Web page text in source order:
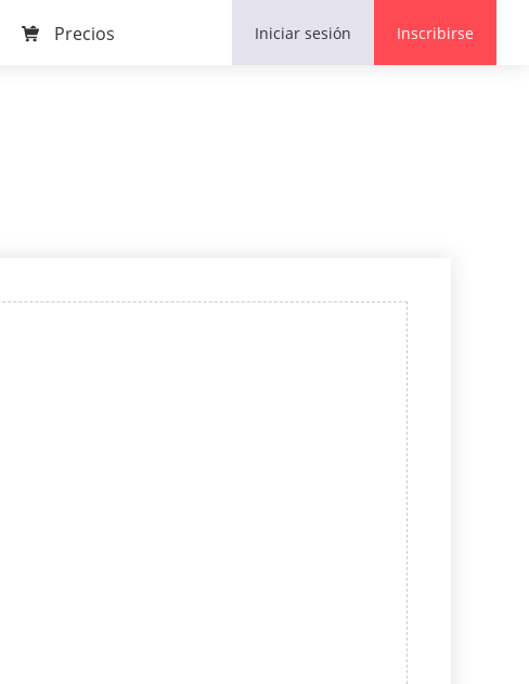
Precios Iniciar sesión Inscribirse